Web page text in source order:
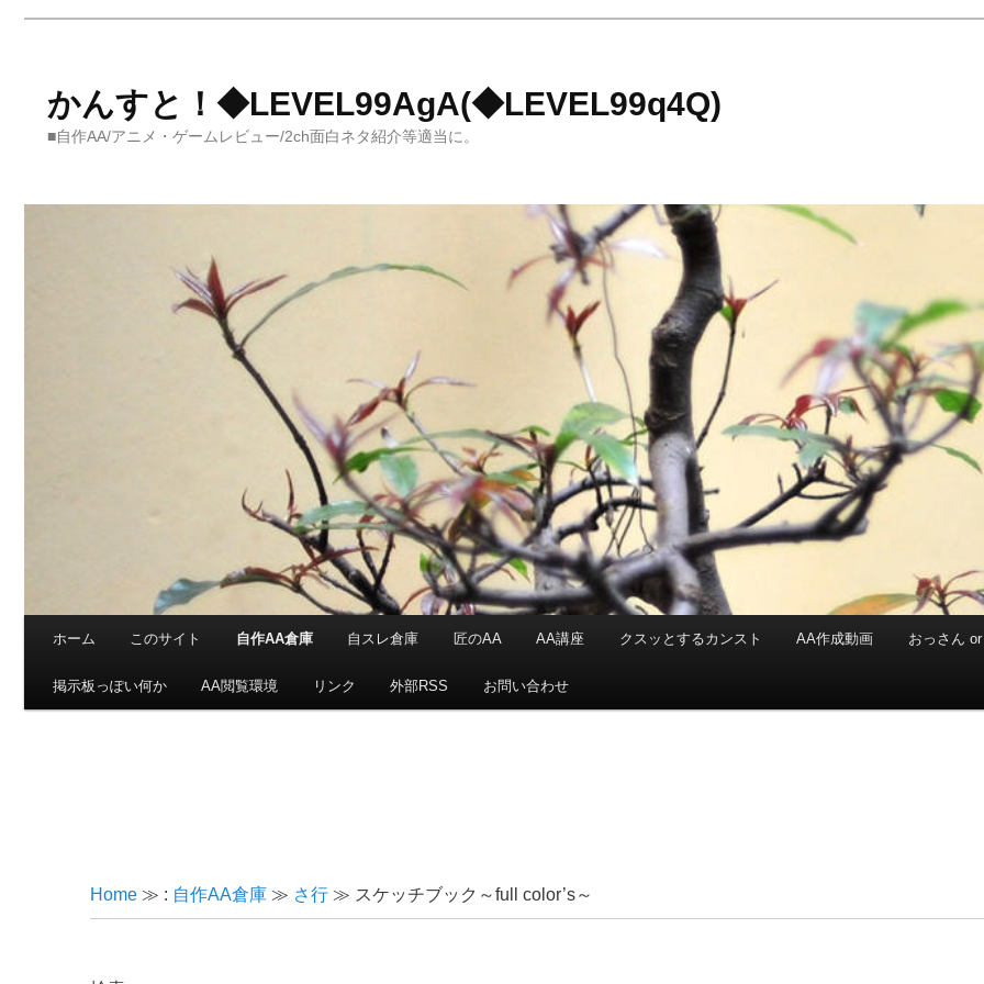
かんすと！◆LEVEL99AgA(◆LEVEL99q4Q)
■自作AA/アニメ・ゲームレビュー/2ch面白ネタ紹介等適当に。
メインコンテンツへ移動
サブコンテンツへ移動
ホーム このサイト 自作AA倉庫 自スレ倉庫 匠のAA AA講座 クスッとするカンスト AA作成動画 おっさん
掲示板っぽい何か AA閲覧環境 リンク 外部RSS お問い合わせ
Home≫ : 自作AA倉庫≫ さ行≫ スケッチブック～full color’s～